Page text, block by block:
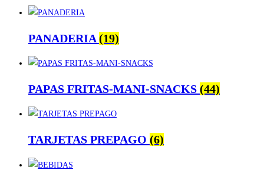
PANADERIA(19)
PAPAS FRITAS-MANI-SNACKS (44)
TARJETAS PREPAGO (6)